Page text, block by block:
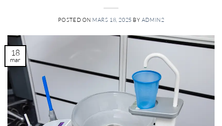
POSTED ON MARS 18, 2025 BY ADMIN2
18
mar